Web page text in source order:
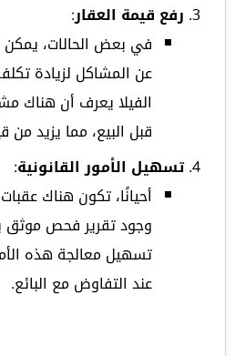
رفع قيمة العقار:
في بعض الحالات،
عن المشاكل لزيادة
الفيلا يعرف أن هناك
قبل البيع، مما يزيد من
تسهيل الأمور القانونية:
أحيانًا، تكون هناك
وجود تقرير فحص
تسهيل معالجة هذه
عند التفاوض مع البائع.